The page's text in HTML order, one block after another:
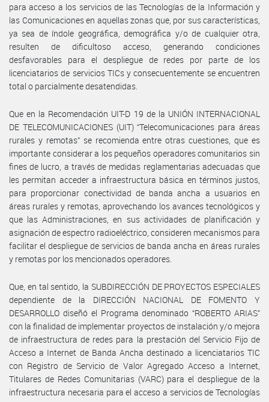
para acceso a los servicios de las Tecnologías de la Información y
las Comunicaciones en aquellas zonas que, por sus características,
ya sea de índole geográfica, demográfica y/o de cualquier otra,
resulten de dificultoso acceso, generando condiciones
desfavorables para el despliegue de redes por parte de los
licenciatarios de servicios TICs y consecuentemente se encuentren
total o parcialmente desatendidas.
Que en la Recomendación UIT-D 19 de la UNIÓN INTERNACIONAL
DE TELECOMUNICACIONES (UIT) “Telecomunicaciones para áreas
rurales y remotas” se recomienda entre otras cuestiones, que es
importante considerar a los pequeños operadores comunitarios sin
fines de lucro, a través de medidas reglamentarias adecuadas que
les permitan acceder a infraestructura básica en términos justos,
para proporcionar conectividad de banda ancha a usuarios en
áreas rurales y remotas, aprovechando los avances tecnológicos y
que las Administraciones, en sus actividades de planificación y
asignación de espectro radioeléctrico, consideren mecanismos para
facilitar el despliegue de servicios de banda ancha en áreas rurales
y remotas por los mencionados operadores.
Que, en tal sentido, la SUBDIRECCIÓN DE PROYECTOS ESPECIALES
dependiente de la DIRECCIÓN NACIONAL DE FOMENTO Y
DESARROLLO diseñó el Programa denominado “ROBERTO ARIAS”
con la finalidad de implementar proyectos de instalación y/o mejora
de infraestructura de redes para la prestación del Servicio Fijo de
Acceso a Internet de Banda Ancha destinado a licenciatarios TIC
con Registro de Servicio de Valor Agregado Acceso a Internet,
Titulares de Redes Comunitarias (VARC) para el despliegue de la
infraestructura necesaria para el acceso a servicios de Tecnologías